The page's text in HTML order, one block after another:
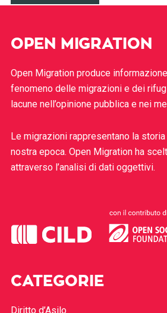
OPEN MIGRATION
Open Migration produce
fenomeno delle migrazioni e dei
lacune nell’opinione pubblica e nei
Le migrazioni rappresentano la
nostra epoca. Open Migration ha
attraverso l’analisi di dati oggettivi.
CATEGORIE
Diritto d’Asilo